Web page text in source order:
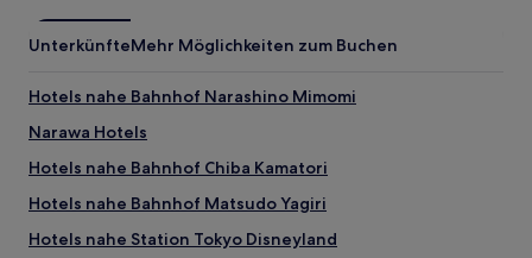
UnterkünfteMehr Möglichkeiten zum Buchen
Hotels nahe Bahnhof Narashino Mimomi
Narawa Hotels
Hotels nahe Bahnhof Chiba Kamatori
Hotels nahe Bahnhof Matsudo Yagiri
Hotels nahe Station Tokyo Disneyland